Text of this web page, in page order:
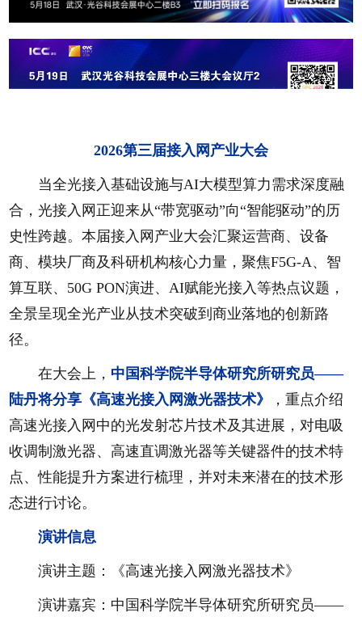
2026第三届接入网产业大会
当全光接入基础设施与AI大模型算力需求深度融
合，光接入网正迎来从“带宽驱动”向“智能驱动”的历
史性跨越。本届接入网产业大会汇聚运营商、设备
商、模块厂商及科研机构核心力量，聚焦F5G-A、智
算互联、50G PON演进、AI赋能光接入等热点议题，
全景呈现全光产业从技术突破到商业落地的创新路
径。
在大会上， 中国科学院半导体研究所研究员——
陆丹将分享《高速光接入网激光器技术》
，重点介绍
高速光接入网中的光发射芯片技术及其进展，对电吸
收调制激光器、高速直调激光器等关键器件的技术特
点、性能提升方案进行梳理，并对未来潜在的技术形
态进行讨论。
演讲信息
演讲主题：《高速光接入网激光器技术》
演讲嘉宾：中国科学院半导体研究所研究员——